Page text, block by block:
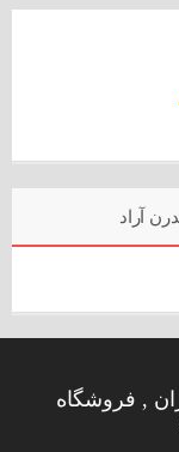
آراد
, فروشگاه